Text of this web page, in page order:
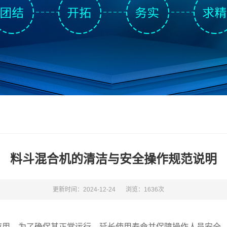
料斗混合机的清洁与安全操作规范说明
更新时间：2024-12-24 浏览：1636次